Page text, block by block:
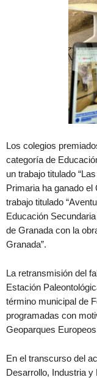
Los colegios
categoría de
un trabajo titulado
Primaria ha ganado el
trabajo titulado
Educación
de Granada con la
Granada”.
La retransmisión del
Estación
término municipal de
programadas con
Geoparques
En el transcurso del
Desarrollo, Industria